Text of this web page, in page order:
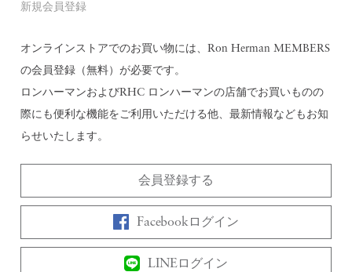
新規会員登録
オンラインストアでのお買い物には、Ron Herman MEMBERS
の会員登録（無料）が必要です。
ロンハーマンおよびRHC ロンハーマンの店舗でお買いものの
際にも便利な機能をご利用いただける他、最新情報などもお知
らせいたします。
会員登録する
Facebookログイン
LINEログイン